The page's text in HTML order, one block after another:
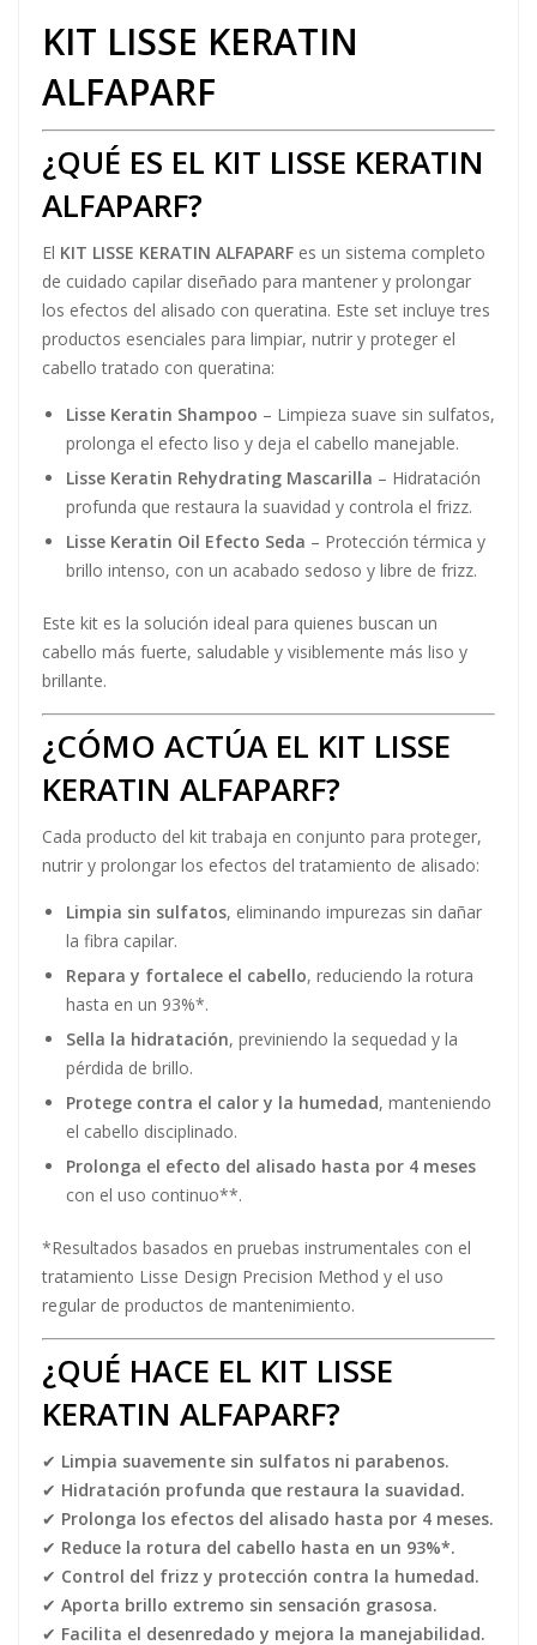
KIT LISSE KERATIN
ALFAPARF
¿QUÉ ES EL KIT LISSE KERATIN
ALFAPARF?
El KIT LISSE KERATIN ALFAPARF es un sistema completo
de cuidado capilar diseñado para mantener y prolongar
los efectos del alisado con queratina. Este set incluye tres
productos esenciales para limpiar, nutrir y proteger el
cabello tratado con queratina:
Lisse Keratin Shampoo – Limpieza suave sin sulfatos,
prolonga el efecto liso y deja el cabello manejable.
Lisse Keratin Rehydrating Mascarilla – Hidratación
profunda que restaura la suavidad y controla el frizz.
Lisse Keratin Oil Efecto Seda – Protección térmica y
brillo intenso, con un acabado sedoso y libre de frizz.
Este kit es la solución ideal para quienes buscan un
cabello más fuerte, saludable y visiblemente más liso y
brillante​​​.
¿CÓMO ACTÚA EL KIT LISSE
KERATIN ALFAPARF?
Cada producto del kit trabaja en conjunto para proteger,
nutrir y prolongar los efectos del tratamiento de alisado:
Limpia sin sulfatos , eliminando impurezas sin dañar
la fibra capilar.
Repara y fortalece el cabello , reduciendo la rotura
hasta en un 93%*.
Sella la hidratación , previniendo la sequedad y la
pérdida de brillo.
Protege contra el calor y la humedad , manteniendo
el cabello disciplinado.
Prolonga el efecto del alisado hasta por 4 meses
con el uso continuo**.
*Resultados basados en pruebas instrumentales con el
tratamiento Lisse Design Precision Method y el uso
regular de productos de mantenimiento​​​.
¿QUÉ HACE EL KIT LISSE
KERATIN ALFAPARF?
✔ Limpia suavemente sin sulfatos ni parabenos.
✔ Hidratación profunda que restaura la suavidad.
✔ Prolonga los efectos del alisado hasta por 4 meses.
✔ Reduce la rotura del cabello hasta en un 93%*.
✔ Control del frizz y protección contra la humedad.
✔ Aporta brillo extremo sin sensación grasosa.
✔ Facilita el desenredado y mejora la manejabilidad.